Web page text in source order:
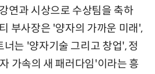
연과 시상으로 수상팀을 축하
부사장은 '양자의 가까운 미래',
는 '양자기술 그리고 창업', 정
가속의 새 패러다임'이라는 흥